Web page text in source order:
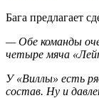
Бага предлагает
— Обе команды
четыре мяча
У «Виллы» есть
состав. Ну и